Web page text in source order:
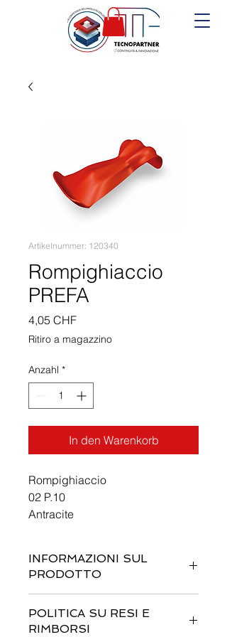
Artikelnummer: 120340
Rompighiaccio
PREFA
4,05 CHFPreis
Ritiro a magazzino
Anzahl *
In den Warenkorb
Rompighiaccio
02 P.10
Antracite
INFORMAZIONI SUL
PRODOTTO
Sono un posto perfetto per
aggiungere maggiori informazioni sul
POLITICA SU RESI E
RIMBORSI